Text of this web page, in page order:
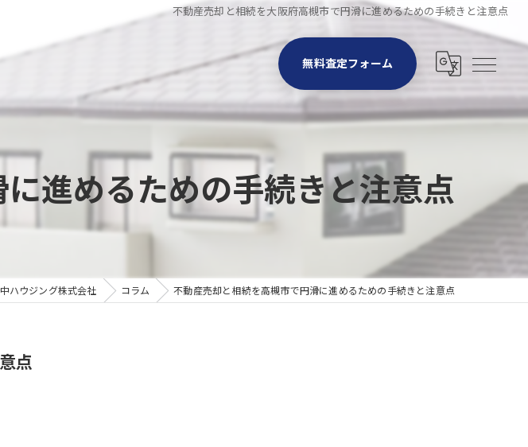
不動産売却と相続を大阪府高槻市で円滑に進めるための手続きと注意点
無料査定フォーム
進めるための手続きと注意点
ハウジング株式会社 コラム 不動産売却と相続を高槻市で円滑に進めるための手続きと注意点
点